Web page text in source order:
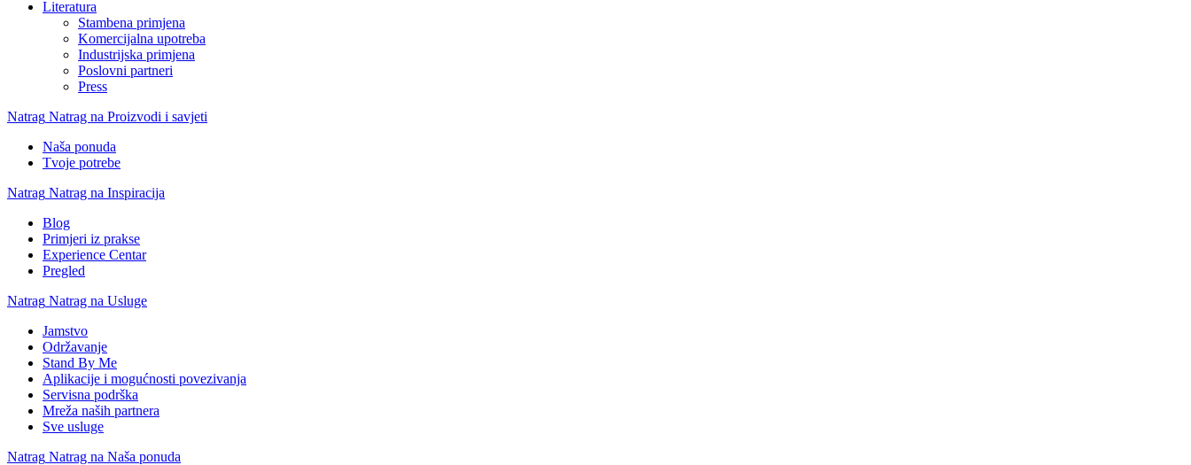
Literatura
Stambena primjena
Komercijalna upotreba
Industrijska primjena
Poslovni partneri
Press
Natrag Natrag na Proizvodi i savjeti
Naša ponuda
Tvoje potrebe
Natrag Natrag na Inspiracija
Blog
Primjeri iz prakse
Experience Centar
Pregled
Natrag Natrag na Usluge
Jamstvo
Održavanje
Stand By Me
Aplikacije i mogućnosti povezivanja
Servisna podrška
Mreža naših partnera
Sve usluge
Natrag Natrag na Naša ponuda